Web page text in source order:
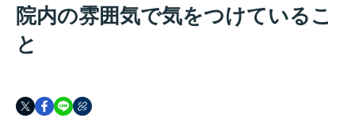
院内の雰囲気で気をつけているこ
と